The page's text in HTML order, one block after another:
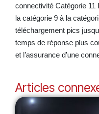
connectivité Catégorie 11
la catégorie 9 à la
téléchargement pics
temps de réponse plus
et l’assurance d’une
Articles